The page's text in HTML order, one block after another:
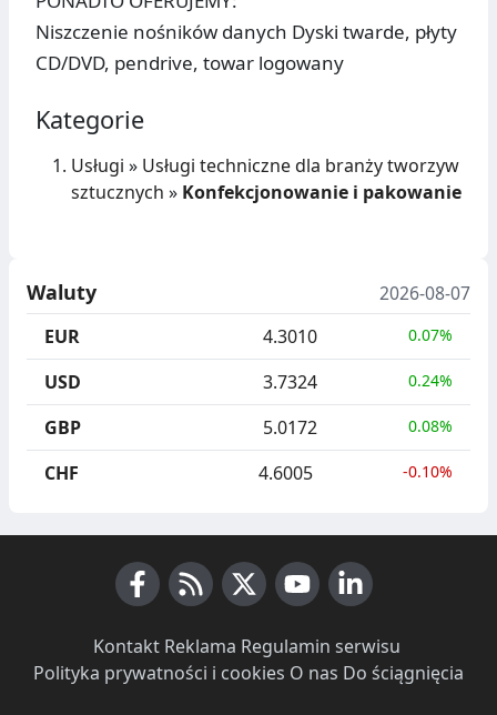
Niszczenie nośników danych Dyski twarde, płyty
CD/DVD, pendrive, towar logowany
Kategorie
Usługi » Usługi techniczne dla branży tworzyw
sztucznych » Konfekcjonowanie i pakowanie
Waluty
2026-08-07
EUR
4.3010 0.07%
USD 3.7324 0.24%
GBP 5.0172 0.08%
CHF 4.6005 -0.10%
Kontakt· Reklama Regulamin serwisu
Polityka prywatności i cookies O nas Do ściągnięcia